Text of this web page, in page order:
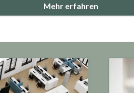
Mehr erfahren